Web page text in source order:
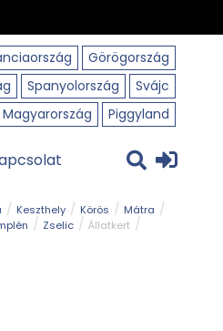
Görögország
Spanyolország
Svájc
Magyarország Piggyland
Keszthely Körös
Mátra
Zselic
Állatkert